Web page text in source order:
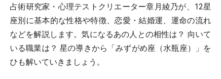
占術研究家・心理テストクリエーター章月綾乃が、12星
座別に基本的な性格や特徴、恋愛・結婚運、運命の流れ
などを解説します。気になるあの人との相性は？ 向いて
いる職業は？ 星の導きから「みずがめ座（水瓶座）」を
ひも解いていきましょう。